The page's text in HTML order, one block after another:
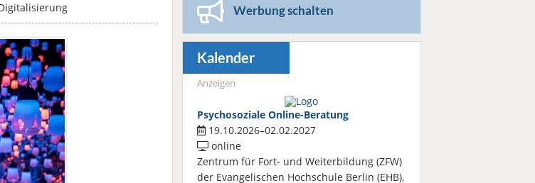
Werbung schalten
Kalender
Anzeigen
Psychosoziale Online-Beratung
19.10.2026–02.02.2027
online
Zentrum für Fort- und Weiterbildung (ZFW)
der Evangelischen Hochschule Berlin (EHB),